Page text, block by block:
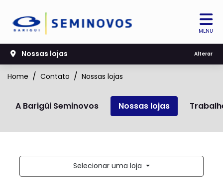
MENU
Nossas lojas Alterar
Home Contato Nossas lojas
A Barigüi Seminovos Nossas lojas
Selecionar uma loja